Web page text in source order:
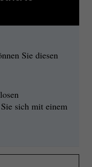
Sie diesen
sich mit einem